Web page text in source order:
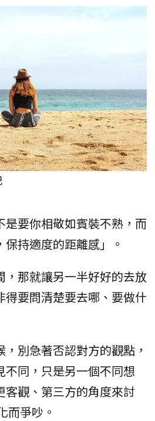
是要你相敬如賓裝不熟，而
持適度的距離感」。
，那就讓另一半好好的去放
得要問清楚要去哪、要做什
別急著否認對方的觀點，
不同，只是另一個不同想
客觀、第三方的角度來討
而爭吵。